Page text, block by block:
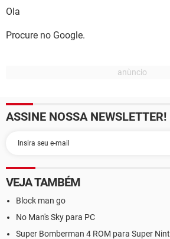
Ola
Procure no Google.
ASSINE NOSSA NEWSLETTER!
VEJA TAMBÉM
Block man go
No Man's Sky para PC
Super Bomberman 4 ROM para Super